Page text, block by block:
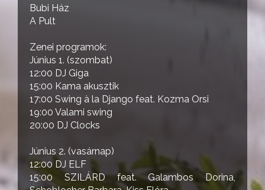
Bubi Ház
A Pult
Zenei programok:
Június 1. (szombat)
12:00 DJ Giga
15:00 Kama akusztik
17:00 Swing à la Django feat. Kozma Orsi
19:00 Valami swing
20:00 DJ Clocks
Június 2. (vasárnap)
12:00 DJ ELF
15:00 SZILÁRD feat. Galambos Dorina,